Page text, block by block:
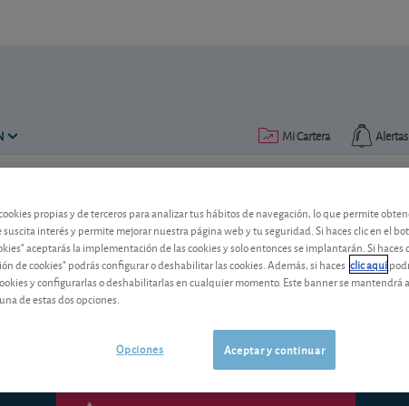
Alertas
Mi Cartera
lectura: 2 min.
Portugal Telecom:
La operadora portuguesa renegocia
propias y de terceros para analizar tus hábitos de navegación, lo que permite
suscita interés y permite mejorar nuestra página web y tu seguridad. Si haces clic en el
aceptarás la implementación de las cookies y solo entonces se implantarán. Si haces
de cookies" podrás configurar o deshabilitar las cookies. Además, si haces clic aquí
y configurarlas o deshabilitarlas en cualquier momento. Este banner se mantendrá
de estas dos opciones.
Aceptar y continuar
Opciones